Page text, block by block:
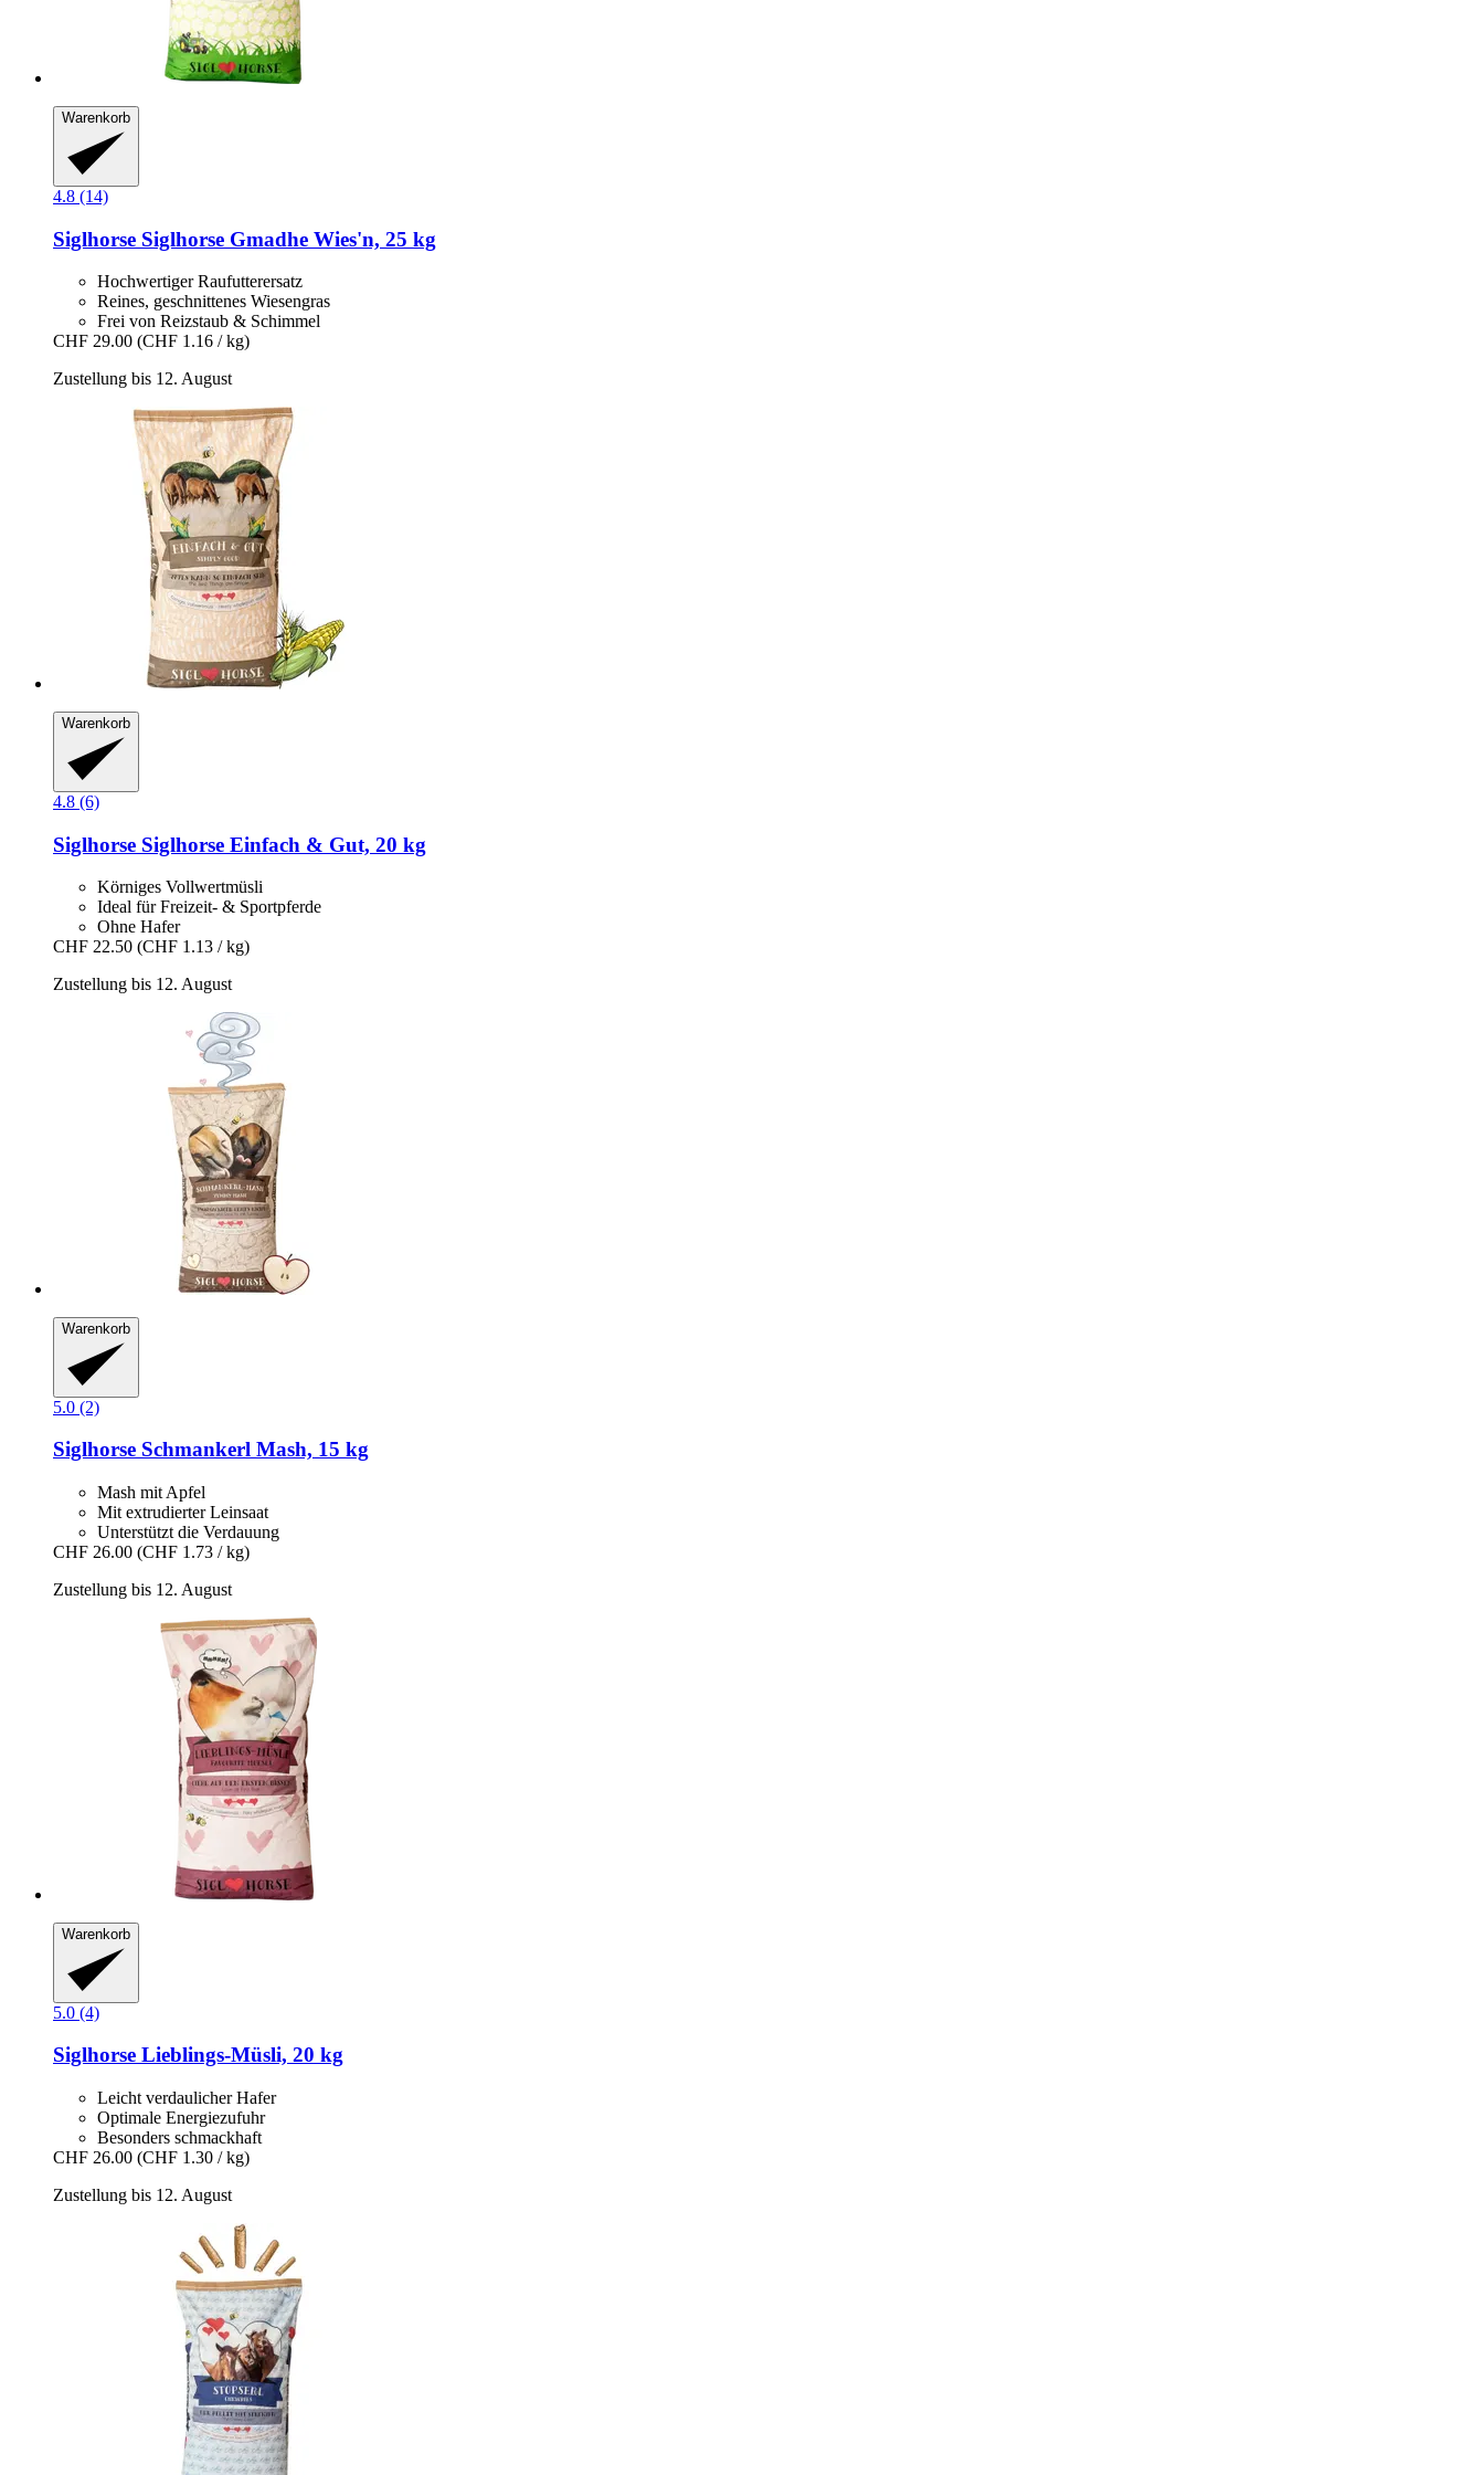
Warenkorb
4.8 (14)
Siglhorse Siglhorse Gmadhe Wies'n, 25 kg
Hochwertiger Raufutterersatz
Reines, geschnittenes Wiesengras
Frei von Reizstaub & Schimmel
CHF 29.00 (CHF 1.16 / kg)
Zustellung bis 12. August
Warenkorb
4.8 (6)
Siglhorse Siglhorse Einfach & Gut, 20 kg
Körniges Vollwertmüsli
Ideal für Freizeit- & Sportpferde
Ohne Hafer
CHF 22.50 (CHF 1.13 / kg)
Zustellung bis 12. August
Warenkorb
5.0 (2)
Siglhorse Schmankerl Mash, 15 kg
Mash mit Apfel
Mit extrudierter Leinsaat
Unterstützt die Verdauung
CHF 26.00 (CHF 1.73 / kg)
Zustellung bis 12. August
Warenkorb
5.0 (4)
Siglhorse Lieblings-​Müsli, 20 kg
Leicht verdaulicher Hafer
Optimale Energiezufuhr
Besonders schmackhaft
CHF 26.00 (CHF 1.30 / kg)
Zustellung bis 12. August